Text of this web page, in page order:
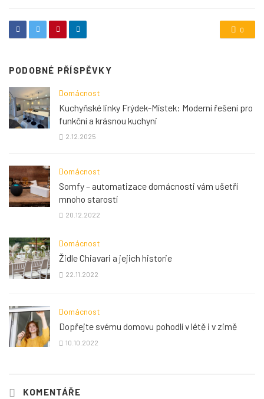
0
PODOBNÉ PŘÍSPĚVKY
Domácnost
Kuchyňské linky Frýdek-Místek: Moderní řešení pro
funkční a krásnou kuchyni
2.12.2025
Domácnost
Somfy – automatizace domácnosti vám ušetří
mnoho starostí
20.12.2022
Domácnost
Židle Chiavari a jejich historie
22.11.2022
Domácnost
Dopřejte svému domovu pohodlí v létě i v zimě
10.10.2022
KOMENTÁŘE